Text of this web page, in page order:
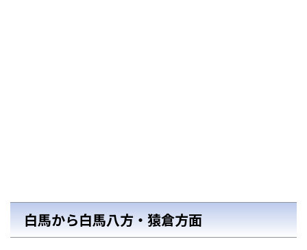
白馬から白馬八方・猿倉方面